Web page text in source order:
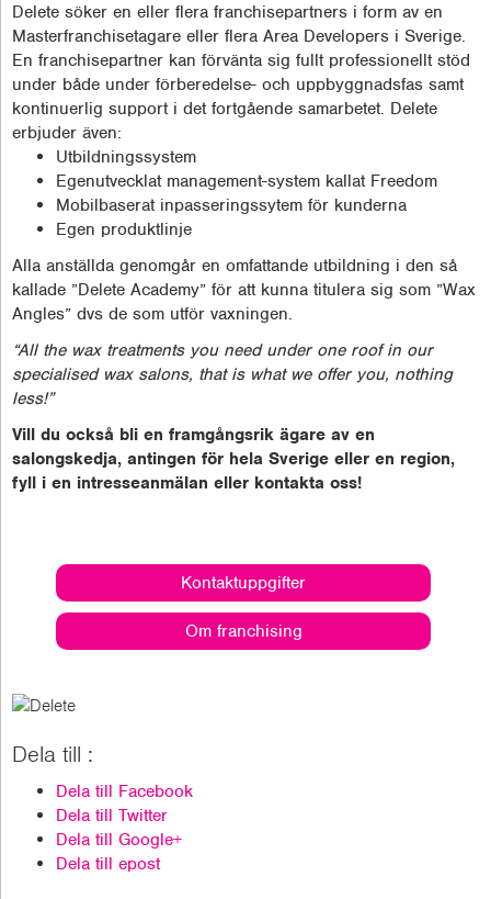
Delete söker en eller flera franchisepartners i form av en
Masterfranchisetagare eller flera Area Developers i Sverige.
En franchisepartner kan förvänta sig fullt professionellt stöd
under både under förberedelse- och uppbyggnadsfas samt
kontinuerlig support i det fortgående samarbetet. Delete
erbjuder även:
Utbildningssystem
Egenutvecklat management-system kallat Freedom
Mobilbaserat inpasseringssytem för kunderna
Egen produktlinje
Alla anställda genomgår en omfattande utbildning i den så
kallade ”Delete Academy” för att kunna titulera sig som ”Wax
Angles” dvs de som utför vaxningen.
“All the wax treatments you need under one roof in our
specialised wax salons, that is what we offer you, nothing
less!”
Vill du också bli en framgångsrik ägare av en
salongskedja, antingen för hela Sverige eller en region,
fyll i en intresseanmälan eller kontakta oss!
Kontaktuppgifter
Om franchising
Dela till :
Dela till Facebook
Dela till Twitter
Dela till Google+
Dela till epost